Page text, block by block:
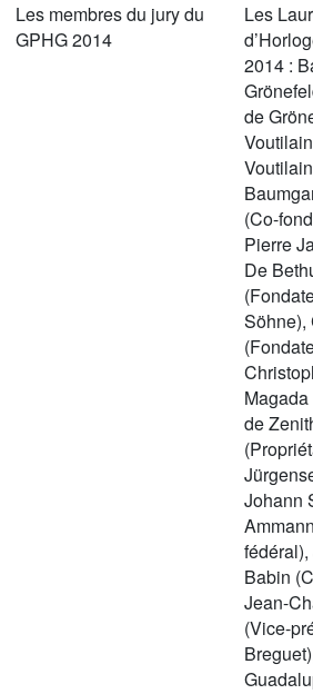
Les membres du jury du
GPHG 2014
Les
2014 :
de
(Co-
Pierre
De
Söhne),
de
Johann
Babin
Jean-
(Vice-